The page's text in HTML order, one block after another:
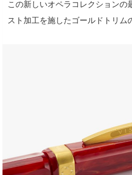
この新しいオペラコレクションの
スト加工を施したゴールドトリム